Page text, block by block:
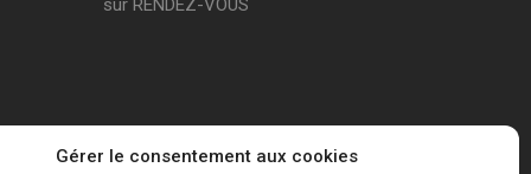
Gérer le consentement aux cookies
sur RENDEZ-VOUS